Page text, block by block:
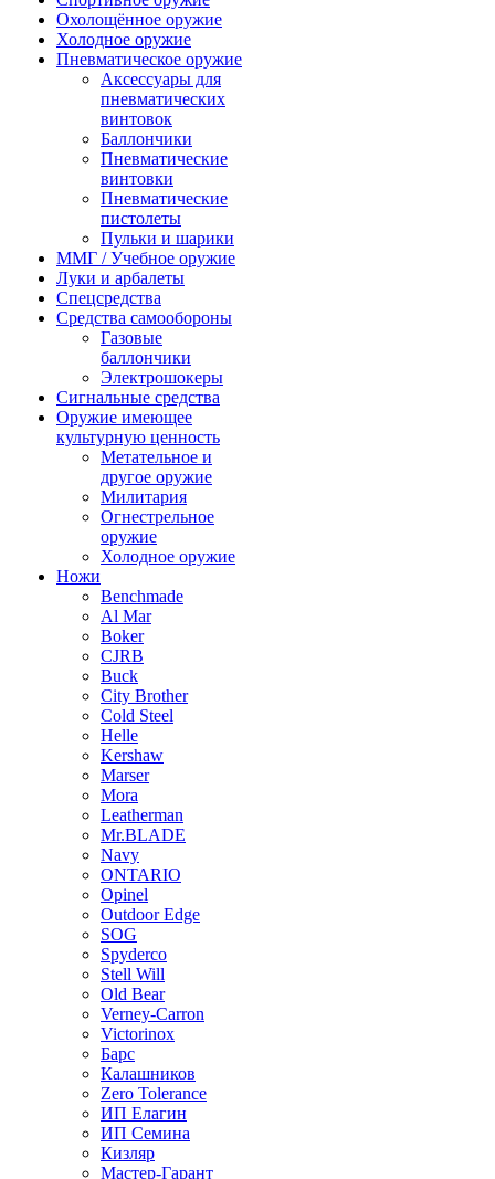
Охолощённое оружие
Холодное оружие
Пневматическое оружие
Аксессуары для
пневматических
винтовок
Баллончики
Пневматические
винтовки
Пневматические
пистолеты
Пульки и шарики
ММГ / Учебное оружие
Луки и арбалеты
Спецсредства
Средства самообороны
Газовые
баллончики
Электрошокеры
Сигнальные средства
Оружие имеющее
культурную ценность
Метательное и
другое оружие
Милитария
Огнестрельное
оружие
Холодное оружие
Ножи
Benchmade
Al Mar
Boker
CJRB
Buck
City Brother
Cold Steel
Helle
Kershaw
Marser
Mora
Leatherman
Mr.BLADE
Navy
ONTARIO
Opinel
Outdoor Edge
SOG
Spyderco
Stell Will
Old Bear
Verney-Carron
Victorinox
Барс
Калашников
Zero Tolerance
ИП Елагин
ИП Семина
Кизляр
Мастер-Гарант